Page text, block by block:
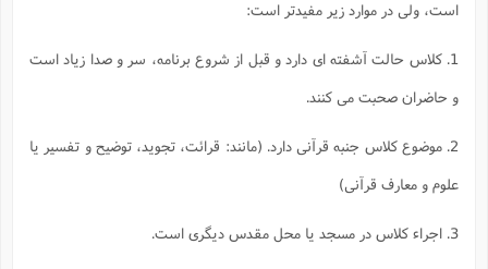
است، ولى در موارد زير مفيدتر است:
1. كلاس حالت آشفته اى دارد و قبل از شروع برنامه، سر و صدا زياد است
و حاضران صحبت مى كنند.
2. موضوع كلاس جنبه قرآنى دارد. (مانند: قرائت، تجويد، توضيح و تفسير يا
علوم و معارف قرآنى)
3. اجراء كلاس در مسجد يا محل مقدس ديگرى است.